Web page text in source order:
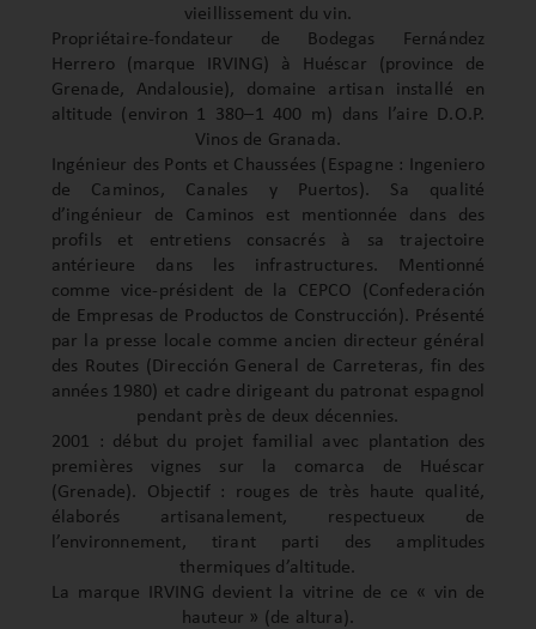
vieillissement du vin.
Propriétaire-fondateur de Bodegas Fernández
Herrero (marque IRVING) à Huéscar (province de
Grenade, Andalousie), domaine artisan installé en
altitude (environ 1 380–1 400 m) dans l’aire D.O.P.
Vinos de Granada.
Ingénieur des Ponts et Chaussées (Espagne : Ingeniero
de Caminos, Canales y Puertos). Sa qualité
d’ingénieur de Caminos est mentionnée dans des
profils et entretiens consacrés à sa trajectoire
antérieure dans les infrastructures. Mentionné
comme vice-président de la CEPCO (Confederación
de Empresas de Productos de Construcción). Présenté
par la presse locale comme ancien directeur général
des Routes (Dirección General de Carreteras, fin des
années 1980) et cadre dirigeant du patronat espagnol
pendant près de deux décennies.
2001 : début du projet familial avec plantation des
premières vignes sur la comarca de Huéscar
(Grenade). Objectif : rouges de très haute qualité,
élaborés artisanalement, respectueux de
l’environnement, tirant parti des amplitudes
thermiques d’altitude.
La marque IRVING devient la vitrine de ce « vin de
hauteur » (de altura).